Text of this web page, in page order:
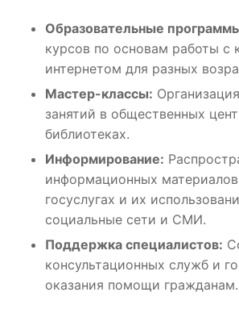
Образовательные
курсов по основам работы с
интернетом для разных
Мастер-классы:
занятий в общественных
библиотеках.
Информирование:
информационных
госуслугах и их
социальные сети и СМИ.
Поддержка специалистов:
консультационных служб и
оказания помощи гражданам.